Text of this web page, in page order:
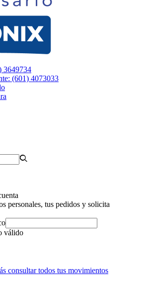
3649734
(601) 4073033
personales, tus pedidos y solicita
válido
consultar todos tus movimientos